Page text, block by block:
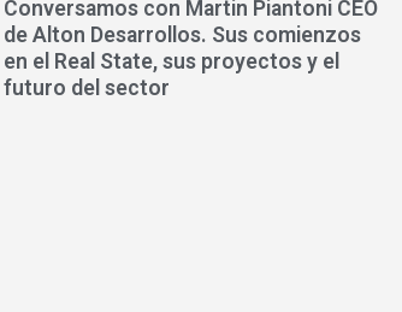
Conversamos con Martin Piantoni CEO
de Alton Desarrollos. Sus comienzos
en el Real State, sus proyectos y el
futuro del sector